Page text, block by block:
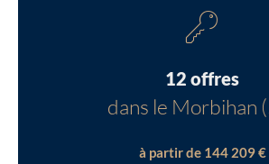
12 offres
dans le Morbihan
à partir de 144 209 €